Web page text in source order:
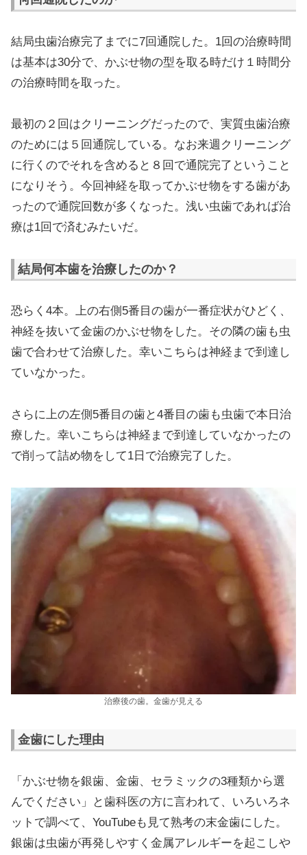
結局虫歯治療完了までに7回通院した。1回の治療時間
は基本は30分で、かぶせ物の型を取る時だけ１時間分
の治療時間を取った。
最初の２回はクリーニングだったので、実質虫歯治療
のためには５回通院している。なお来週クリーニング
に行くのでそれを含めると８回で通院完了ということ
になりそう。今回神経を取ってかぶせ物をする歯があ
ったので通院回数が多くなった。浅い虫歯であれば治
療は1回で済むみたいだ。
結局何本歯を治療したのか？
恐らく4本。上の右側5番目の歯が一番症状がひどく、
神経を抜いて金歯のかぶせ物をした。その隣の歯も虫
歯で合わせて治療した。幸いこちらは神経まで到達し
ていなかった。
さらに上の左側5番目の歯と4番目の歯も虫歯で本日治
療した。幸いこちらは神経まで到達していなかったの
で削って詰め物をして1日で治療完了した。
治療後の歯。金歯が見える
金歯にした理由
「かぶせ物を銀歯、金歯、セラミックの3種類から選
んでください」と歯科医の方に言われて、いろいろネ
ットで調べて、YouTubeも見て熟考の末金歯にした。
銀歯は虫歯が再発しやすく金属アレルギーを起こしや